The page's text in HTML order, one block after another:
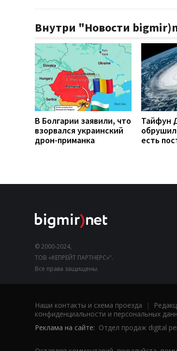
Внутри "Новости
В Болгарии заявили, что
взорвался украинский
дрон-приманка
Тайфун
есть
© 2000-2024,
ТОВ «КЕПРЕЙТ ПАРТНЕРС»".
Все права защищены.
Наши контакты и схема проезда |
конфиденциальности и персональных
Реклама на сайте: Отдел продаж digital